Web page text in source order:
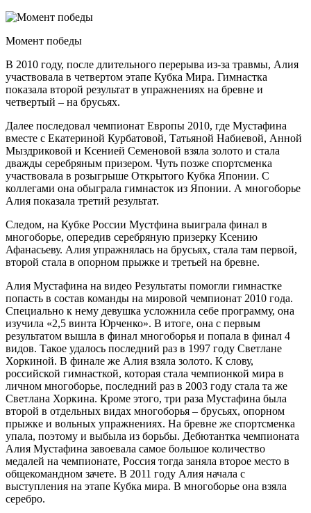
Момент победы
В 2010 году, после длительного перерыва из-за травмы, Алия
участвовала в четвертом этапе Кубка Мира. Гимнастка
показала второй результат в упражнениях на бревне и
четвертый – на брусьях.
Далее последовал чемпионат Европы 2010, где Мустафина
вместе с Екатериной Курбатовой, Татьяной Набиевой, Анной
Мыздриковой и Ксенией Семеновой взяла золото и стала
дважды серебряным призером. Чуть позже спортсменка
участвовала в розыгрыше Открытого Кубка Японии. С
коллегами она обыграла гимнасток из Японии. А многоборье
Алия показала третий результат.
Следом, на Кубке России Мустфина выиграла финал в
многоборье, опередив серебряную призерку Ксению
Афанасьеву. Алия упражнялась на брусьях, стала там первой,
второй стала в опорном прыжке и третьей на бревне.
Алия Мустафина на видео Результаты помогли гимнастке
попасть в состав команды на мировой чемпионат 2010 года.
Специально к нему девушка усложнила себе программу, она
изучила «2,5 винта Юрченко». В итоге, она с первым
результатом вышла в финал многоборья и попала в финал 4
видов. Такое удалось последний раз в 1997 году Светлане
Хоркиной. В финале же Алия взяла золото. К слову,
российской гимнасткой, которая стала чемпионкой мира в
личном многоборье, последний раз в 2003 году стала та же
Светлана Хоркина. Кроме этого, три раза Мустафина была
второй в отдельных видах многоборья – брусьях, опорном
прыжке и вольных упражнениях. На бревне же спортсменка
упала, поэтому и выбыла из борьбы. Дебютантка чемпионата
Алия Мустафина завоевала самое большое количество
медалей на чемпионате, Россия тогда заняла второе место в
общекомандном зачете. В 2011 году Алия начала с
выступления на этапе Кубка мира. В многоборье она взяла
серебро.